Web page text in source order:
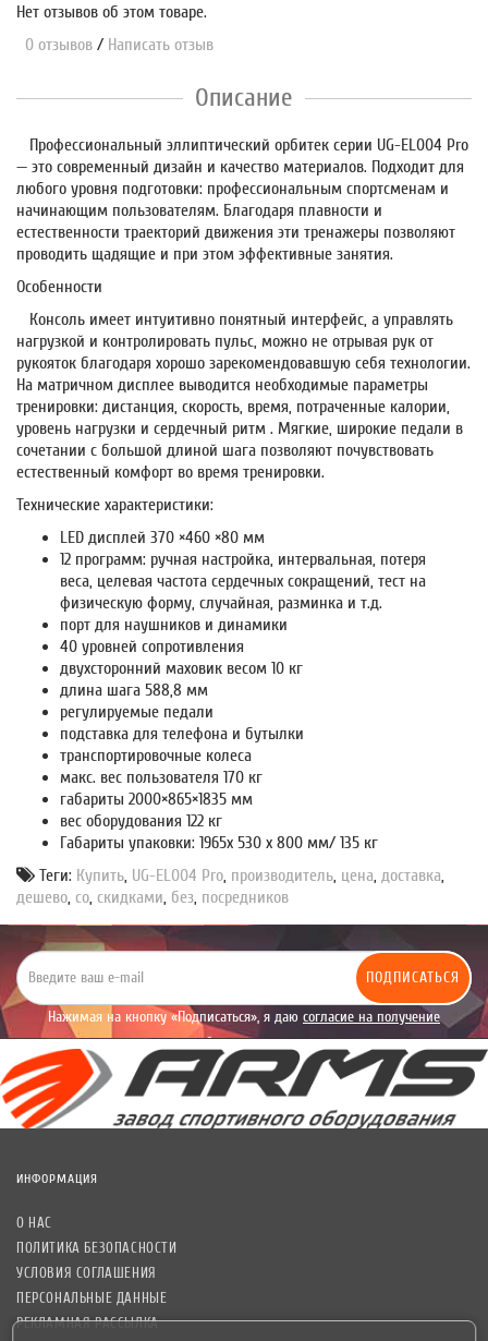
Нет отзывов об этом товаре.
0 отзывов / Написать отзыв
Описание
Профессиональный эллиптический орбитек серии UG-EL004 Pro
— это современный дизайн и качество материалов. Подходит для
любого уровня подготовки: профессиональным спортсменам и
начинающим пользователям. Благодаря плавности и
естественности траекторий движения эти тренажеры позволяют
проводить щадящие и при этом эффективные занятия.
Особенности
Консоль имеет интуитивно понятный интерфейс, а управлять
нагрузкой и контролировать пульс, можно не отрывая рук от
рукояток благодаря хорошо зарекомендовавшую себя технологии.
На матричном дисплее выводится необходимые параметры
тренировки: дистанция, скорость, время, потраченные калории,
уровень нагрузки и сердечный ритм . Мягкие, широкие педали в
сочетании с большой длиной шага позволяют почувствовать
естественный комфорт во время тренировки.
Технические характеристики:
LED дисплей 370 ×460 ×80 мм
12 программ: ручная настройка, интервальная, потеря
веса, целевая частота сердечных сокращений, тест на
физическую форму, случайная, разминка и т.д.
порт для наушников и динамики
40 уровней сопротивления
двухсторонний маховик весом 10 кг
длина шага 588,8 мм
регулируемые педали
подставка для телефона и бутылки
транспортировочные колеса
макс. вес пользователя 170 кг
габариты 2000×865×1835 мм
вес оборудования 122 кг
Габариты упаковки: 1965x 530 x 800 мм/ 135 кг
Теги: Купить, UG-EL004 Pro, производитель, цена, доставка,
дешево, со, скидками, без, посредников
ПОДПИСАТЬСЯ
Нажимая на кнопку «Подписаться», я даю согласие на получение
уведомлений рекламного характера.
ИНФОРМАЦИЯ
О НАС
ПОЛИТИКА БЕЗОПАСНОСТИ
УСЛОВИЯ СОГЛАШЕНИЯ
ПЕРСОНАЛЬНЫЕ ДАННЫЕ
РЕКЛАМНАЯ РАССЫЛКА